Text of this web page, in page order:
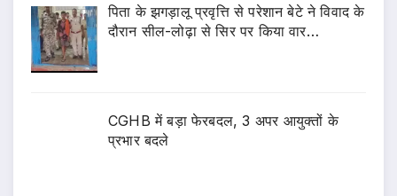
पिता के झगड़ालू प्रवृत्ति से परेशान बेटे ने विवाद के
दौरान सील-लोढ़ा से सिर पर किया वार…
CGHB में बड़ा फेरबदल, 3 अपर आयुक्तों के
प्रभार बदले